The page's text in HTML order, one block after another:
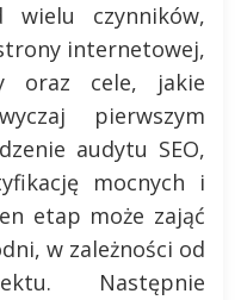
wielu czynników,
internetowej,
oraz cele, jakie
pierwszym
audytu SEO,
mocnych i
etap może zająć
w zależności od
Następnie